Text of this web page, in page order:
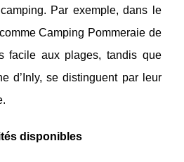
Par exemple, dans le
Camping Pommeraie de
facile aux plages, tandis que
d’Inly, se distinguent par leur
disponibles